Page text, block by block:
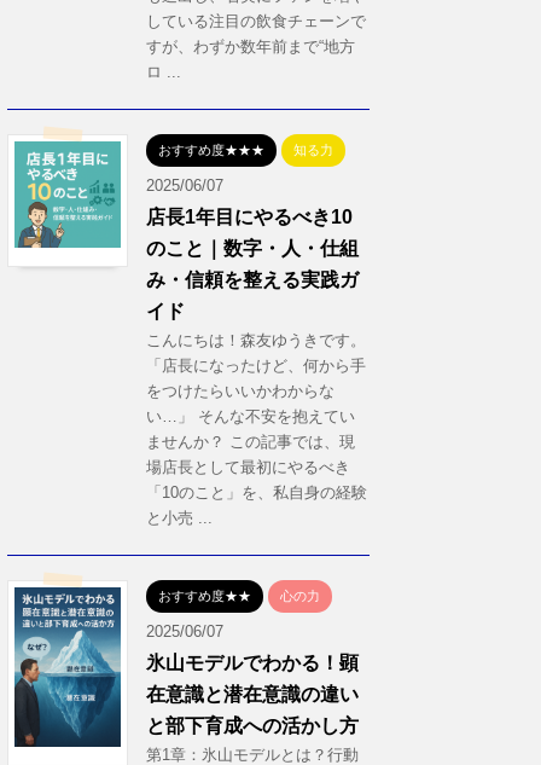
している注目の飲食チェーンで
すが、わずか数年前まで“地方
ロ ...
おすすめ度★★★ 知る力
2025/06/07
店長1年目にやるべき10
のこと｜数字・人・仕組
み・信頼を整える実践ガ
イド
こんにちは！森友ゆうきです。
「店長になったけど、何から手
をつけたらいいかわからな
い…」 そんな不安を抱えてい
ませんか？ この記事では、現
場店長として最初にやるべき
「10のこと」を、私自身の経験
と小売 ...
おすすめ度★★ 心の力
2025/06/07
氷山モデルでわかる！顕
在意識と潜在意識の違い
と部下育成への活かし方
第1章：氷山モデルとは？行動